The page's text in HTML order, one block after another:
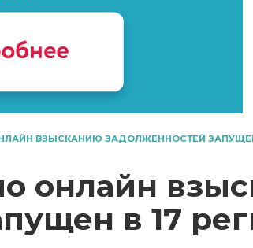
ВЗЫСКАНИЮ ЗАДОЛЖЕННОСТЕЙ
онлайн
в 17